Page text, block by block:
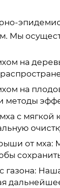
Мы
на
на
методы
с мягкой
от мха:
газона: